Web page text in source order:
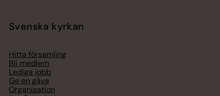
Svenska kyrkan
Hitta församling
Bli medlem
Lediga jobb
Ge en gåva
Organisation